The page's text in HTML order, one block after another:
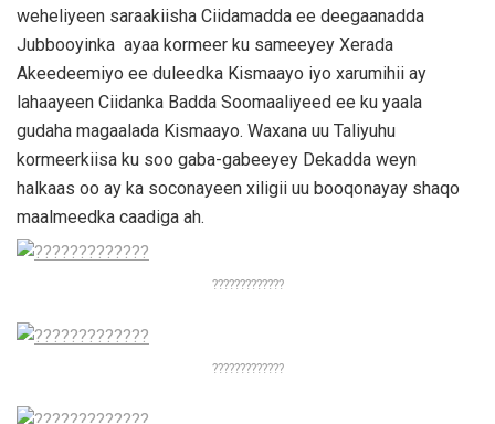
weheliyeen saraakiisha Ciidamadda ee deegaanadda
Jubbooyinka ayaa kormeer ku sameeyey Xerada
Akeedeemiyo ee duleedka Kismaayo iyo xarumihii ay
lahaayeen Ciidanka Badda Soomaaliyeed ee ku yaala
gudaha magaalada Kismaayo. Waxana uu Taliyuhu
kormeerkiisa ku soo gaba-gabeeyey Dekadda weyn
halkaas oo ay ka soconayeen xiligii uu booqonayay shaqo
maalmeedka caadiga ah.
?????????????
?????????????